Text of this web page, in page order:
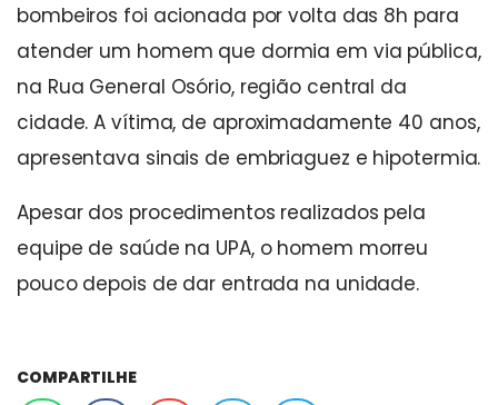
bombeiros foi acionada por volta das 8h para
atender um homem que dormia em via pública,
na Rua General Osório, região central da
cidade. A vítima, de aproximadamente 40 anos,
apresentava sinais de embriaguez e hipotermia.
Apesar dos procedimentos realizados pela
equipe de saúde na UPA, o homem morreu
pouco depois de dar entrada na unidade.
COMPARTILHE